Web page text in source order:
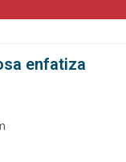
enfatiza